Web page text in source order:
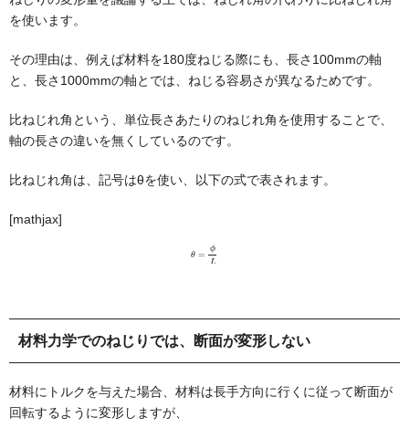
を使います。
その理由は、例えば材料を180度ねじる際にも、長さ100mmの軸
と、長さ1000mmの軸とでは、ねじる容易さが異なるためです。
比ねじれ角という、単位長さあたりのねじれ角を使用することで、
軸の長さの違いを無くしているのです。
比ねじれ角は、記号はθを使い、以下の式で表されます。
[mathjax]
ϕL
材料力学でのねじりでは、断面が変形しない
材料にトルクを与えた場合、材料は長手方向に行くに従って断面が
回転するように変形しますが、